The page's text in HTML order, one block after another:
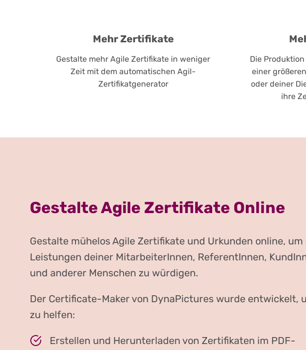
Mehr Zertifikate
Gestalte mehr Agile Zertifikate in weniger
Zeit mit dem automatischen Agil-
Zertifikatgenerator
Die
einer
oder deiner
ihre
Gestalte Agile Zertifikate Online
Gestalte mühelos Agile Zertifikate und Urkunden online, um
Leistungen deiner MitarbeiterInnen, ReferentInnen,
und anderer Menschen zu würdigen.
Der Certificate-Maker von DynaPictures wurde entwickelt,
zu helfen:
Erstellen und Herunterladen von Zertifikaten im PDF-